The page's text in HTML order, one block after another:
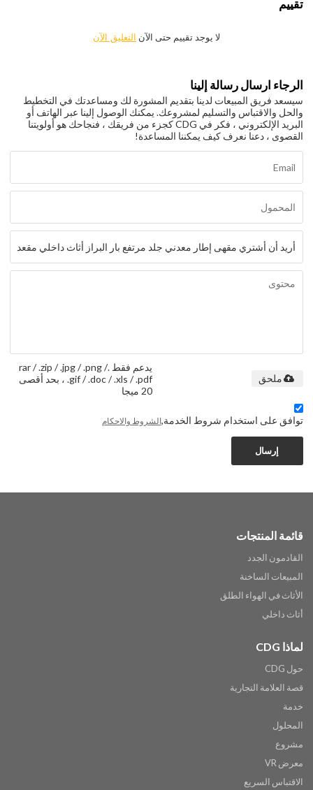
تقييم
لا يوجد تقييم حتى الآن التعليق الآن
الرجاء ارسال رسالة إلينا
سيسعد فريق المبيعات لدينا بتقديم المشورة لك ومساعدتك في التخطيط
والحل والاقتباس والتسليم لمشروعك. يمكنك الوصول إلينا عبر الهاتف أو
البريد الإلكتروني ، فكر في CDG كجزء من فريقك ، فنجاحك هو أولويتنا
القصوى ، دعنا نعرف كيف يمكننا المساعدة!
يدعم فقط .rar / .zip / .jpg / .png /
.gif / .doc / .xls / .pdf ، بحد أقصى
20 ميجا
ملحق
توافق على استخدام شروط الخدمة,الشروط والاحكام
إرسال
قائمة المنتجات
القادمون الجدد
المبيعات الساخنة
الأثاث في الهواء الطلق
أثاث داخلي
لماذا CDG
حول CDG
قصة العلامة التجارية
خدمة
المحلول
مشروع
معرض VR
الاقتباس السريع